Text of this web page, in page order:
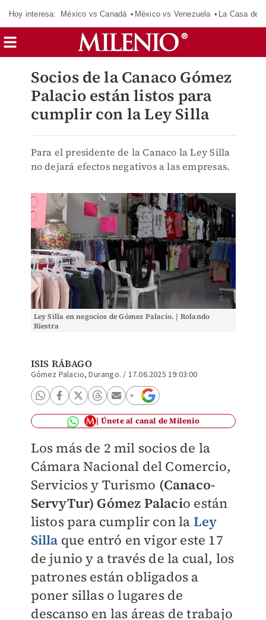
Hoy interesa: México vs Canadá México vs Venezuela La Casa de
Socios de la Canaco Gómez
Palacio están listos para
cumplir con la Ley Silla
Para el presidente de la Canaco la Ley Silla
no dejará efectos negativos a las empresas.
Ley Silla en negocios de Gómez Palacio. | Rolando
Riestra
ISIS RÁBAGO
Gómez Palacio, Durango. / 17.06.2025 19:03:00
Únete al canal de Milenio
Los más de 2 mil socios de la
Cámara Nacional del Comercio,
Servicios y Turismo (Canaco-
ServyTur) Gómez Palacio están
listos para cumplir con la Ley
Silla que entró en vigor este 17
de junio y a través de la cual, los
patrones están obligados a
poner sillas o lugares de
descanso en las áreas de trabajo